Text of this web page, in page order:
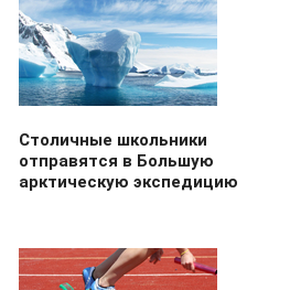
Столичные школьники
отправятся в Большую
арктическую экспедицию